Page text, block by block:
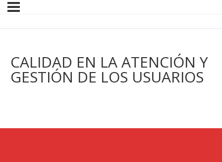
CALIDAD EN LA ATENCIÓN Y
GESTIÓN DE LOS USUARIOS